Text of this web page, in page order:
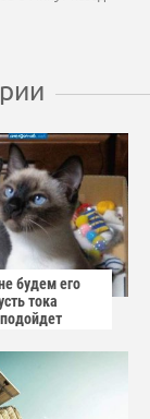
будем его
тока